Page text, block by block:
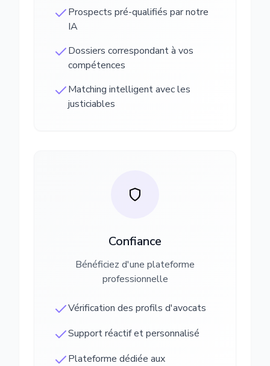
Prospects pré-qualifiés par notre
IA
Dossiers correspondant à vos
compétences
Matching intelligent avec les
justiciables
Confiance
Bénéficiez d'une plateforme
professionnelle
Vérification des profils d'avocats
Support réactif et personnalisé
Plateforme dédiée aux